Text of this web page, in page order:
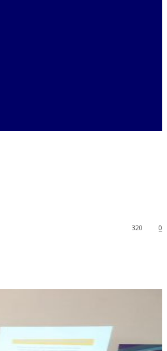
0
320